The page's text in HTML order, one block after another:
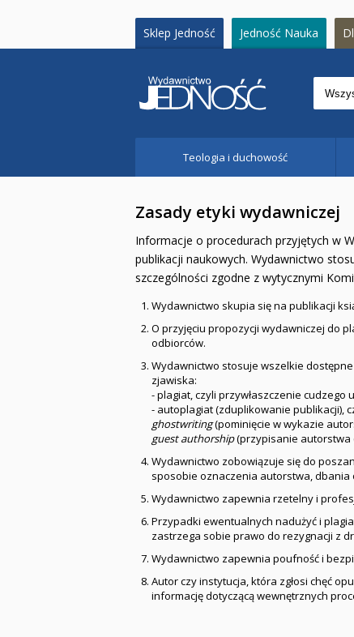
Sklep Jedność Jedność Nauka
Teologia i duchowość
Zasady etyki wydawniczej
Informacje o procedurach przyjętych w
publikacji naukowych. Wydawnictwo
szczególności zgodne z wytycznymi
Wydawnictwo skupia się na publikacji
O przyjęciu propozycji wydawniczej do
odbiorców.
Wydawnictwo stosuje wszelkie
zjawiska:
- plagiat, czyli przywłaszczenie cudzego
- autoplagiat (zduplikowanie publikacji),
ghostwriting(pominięcie w wykazie
guest authorship(przypisanie autorstwa
Wydawnictwo zobowiązuje się do
sposobie oznaczenia autorstwa, dbania
Wydawnictwo zapewnia rzetelny i
Przypadki ewentualnych nadużyć i
zastrzega sobie prawo do rezygnacji z
Wydawnictwo zapewnia poufność i
Autor czy instytucja, która zgłosi chęć
informację dotyczącą wewnętrznych